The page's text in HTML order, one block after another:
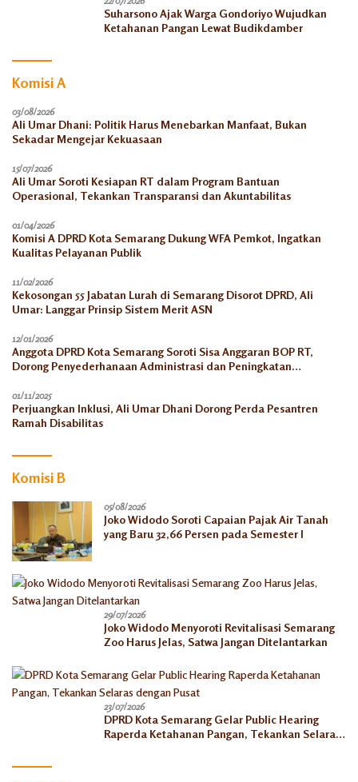
Suharsono Ajak Warga Gondoriyo Wujudkan
Ketahanan Pangan Lewat Budikdamber
Komisi A
03/08/2026
Ali Umar Dhani: Politik Harus Menebarkan Manfaat, Bukan
Sekadar Mengejar Kekuasaan
15/07/2026
Ali Umar Soroti Kesiapan RT dalam Program Bantuan
Operasional, Tekankan Transparansi dan Akuntabilitas
01/04/2026
Komisi A DPRD Kota Semarang Dukung WFA Pemkot, Ingatkan
Kualitas Pelayanan Publik
11/02/2026
Kekosongan 55 Jabatan Lurah di Semarang Disorot DPRD, Ali
Umar: Langgar Prinsip Sistem Merit ASN
12/01/2026
Anggota DPRD Kota Semarang Soroti Sisa Anggaran BOP RT,
Dorong Penyederhanaan Administrasi dan Peningkatan
01/11/2025
Perjuangkan Inklusi, Ali Umar Dhani Dorong Perda Pesantren
Ramah Disabilitas
Komisi B
05/08/2026
Joko Widodo Soroti Capaian Pajak Air Tanah
yang Baru 32,66 Persen pada Semester I
29/07/2026
Joko Widodo Menyoroti Revitalisasi Semarang
Zoo Harus Jelas, Satwa Jangan Ditelantarkan
23/07/2026
DPRD Kota Semarang Gelar Public Hearing
Raperda Ketahanan Pangan, Tekankan Selaras